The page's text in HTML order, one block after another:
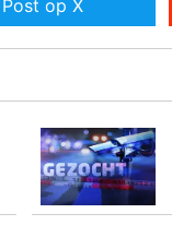
Post op X